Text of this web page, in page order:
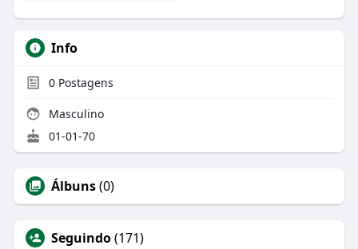
Info
0Postagens
Masculino
01-01-70
Álbuns(0)
Seguindo(171)